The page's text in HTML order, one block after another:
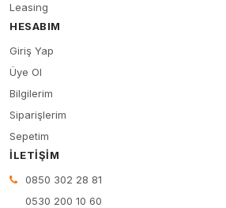
Leasing
HESABIM
Giriş Yap
Üye Ol
Bilgilerim
Siparişlerim
Sepetim
İLETIŞIM
0850 302 28 81
0530 200 10 60